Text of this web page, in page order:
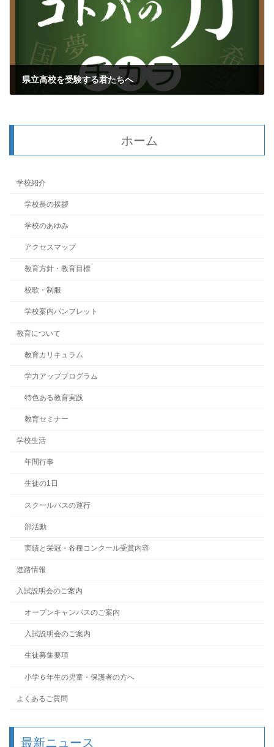
県立高校を受験する君たちへ
ホーム
学校紹介
学校長の挨拶
学校のあゆみ
アクセスマップ
教育方針・教育目標
校歌・制服
学校案内パンフレット
教育について
教育カリキュラム
学力アッププログラム
特色ある教育実践
教育セミナー
学校生活
年間行事
生徒の1日
スクールバスの運行
部活動
実績と栄冠・各種コンクール受賞内容
進路情報
入試説明会のご案内
オープンキャンパスのご案内
入試説明会のご案内
生徒募集要項
小学６年生の児童・保護者の方へ
よくあるご質問
最新ニュース